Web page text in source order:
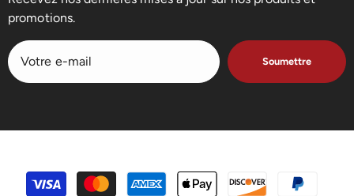
promotions.
Soumettre
Méthodes